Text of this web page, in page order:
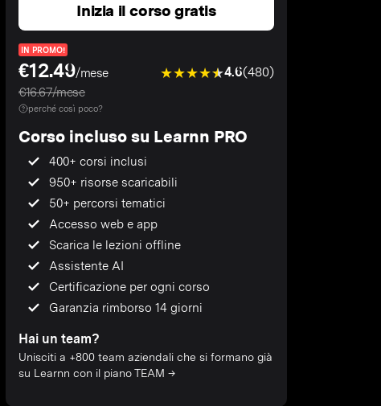
Inizia il corso gratis
IN PROMO!
€12.49/mese
€16.67/mese
4.6(480)
perché così poco?
Corso incluso su Learnn PRO
400+ corsi inclusi
950+ risorse scaricabili
50+ percorsi tematici
Accesso web e app
Scarica le lezioni offline
Assistente AI
Certificazione per ogni corso
Garanzia rimborso 14 giorni
Hai un team?
Unisciti a +800 team aziendali che si formano già
su Learnn con il piano TEAM →